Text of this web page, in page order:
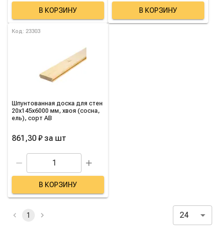
В КОРЗИНУ В КОРЗИНУ
Код: 23303
Шпунтованная доска для стен
20х145х6000 мм, хвоя (сосна,
ель), сорт AB
861,30 ₽ за шт
В КОРЗИНУ
1 24